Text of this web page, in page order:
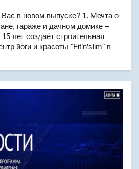
Вас в новом выпуске? 1. Мечта о
гараже и дачном домике –
лет создаёт строительная
йоги и красоты "Fit’n’slim" в